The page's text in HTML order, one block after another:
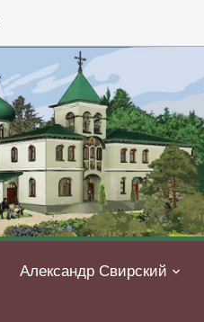
Александр Свирский